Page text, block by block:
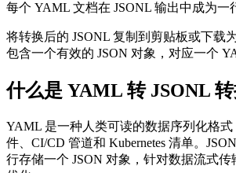
每个 YAML 文档在 JSONL 输出中成为一
将转换后的 JSONL 复制到剪贴板或下载
包含一个有效的 JSON 对象，对应一个
什么是 YAML 转 JSONL 转
YAML 是一种人类可读的数据序列化格
件、CI/CD 管道和 Kubernetes 清单。
行存储一个 JSON 对象，针对数据流式